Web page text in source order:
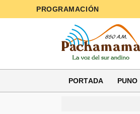
PROGRAMACIÓN
PORTADA PUNO